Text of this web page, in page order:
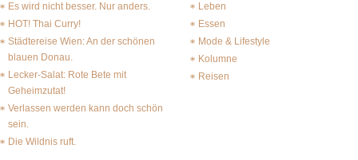
Es wird nicht besser. Nur anders.
HOT! Thai Curry!
Städtereise Wien: An der schönen
blauen Donau.
Lecker-Salat: Rote Bete mit
Geheimzutat!
Verlassen werden kann doch schön
sein.
Die Wildnis ruft.
Leben
Essen
Mode & Lifestyle
Kolumne
Reisen